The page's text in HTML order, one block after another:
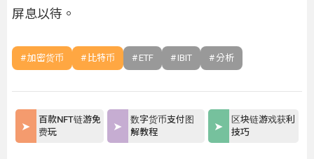
屏息以待。
加密货币 比特币 ETF IBIT 分析
百款NFT链游免
费玩
数字货币支付图
解教程
区块链游戏获利
技巧